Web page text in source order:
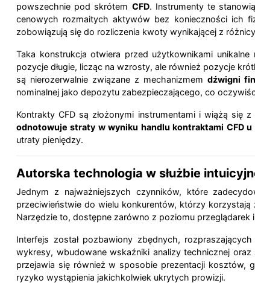
powszechnie pod skrótem CFD. Instrumenty te
cenowych rozmaitych aktywów bez konieczności ich
zobowiązują się do rozliczenia kwoty wynikającej z
Taka konstrukcja otwiera przed użytkownikami
pozycje długie, licząc na wzrosty, ale również pozycje
są nierozerwalnie związane z mechanizmemdźwigni
nominalnej jako depozytu zabezpieczającego, co
Kontrakty CFD są złożonymi instrumentami i wiążą
odnotowuje straty w wyniku handlu kontraktami CFD
utraty pieniędzy.
Autorska technologia w służbie
Jednym z najważniejszych czynników, które
przeciwieństwie do wielu konkurentów, którzy
Narzędzie to, dostępne zarówno z poziomu
Interfejs został pozbawiony zbędnych,
wykresy, wbudowane wskaźniki analizy technicznej
przejawia się również w sposobie prezentacji kosztów,
ryzyko wystąpienia jakichkolwiek ukrytych prowizji.